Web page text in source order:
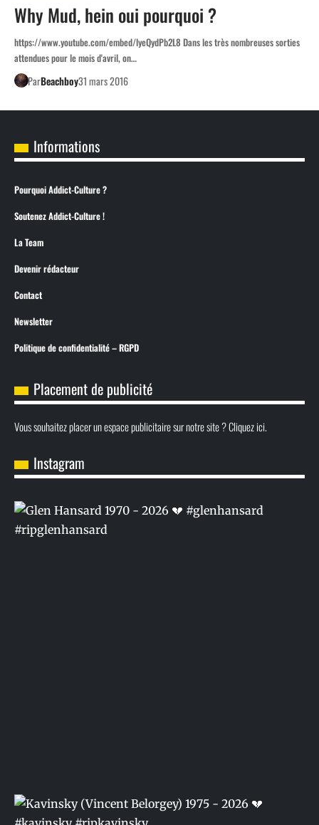
Why Mud, hein oui pourquoi ?
https://www.youtube.com/embed/lyeQydPb2L8 Dans les très nombreuses sorties
attendues pour le mois d'avril, on…
ParBeachboy31 mars 2016
Informations
Pourquoi Addict-Culture ?
Soutenez Addict-Culture !
La Team
Devenir rédacteur
Contact
Newsletter
Politique de confidentialité – RGPD
Placement de publicité
Vous souhaitez placer un espace publicitaire sur notre site ? Cliquez ici.
Instagram